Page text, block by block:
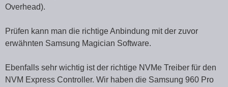
Overhead).
Prüfen kann man die richtige Anbindung mit der zuvor
erwähnten Samsung Magician Software.
Ebenfalls sehr wichtig ist der richtige NVMe Treiber für den
NVM Express Controller. Wir haben die Samsung 960 Pro